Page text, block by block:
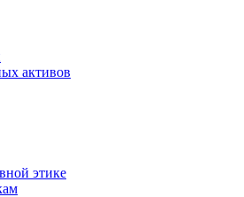
активов
этике